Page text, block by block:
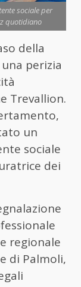
sociale per
quotidiano
della
perizia
Trevallion.
un
sociale
dei
regionale
di Palmoli,